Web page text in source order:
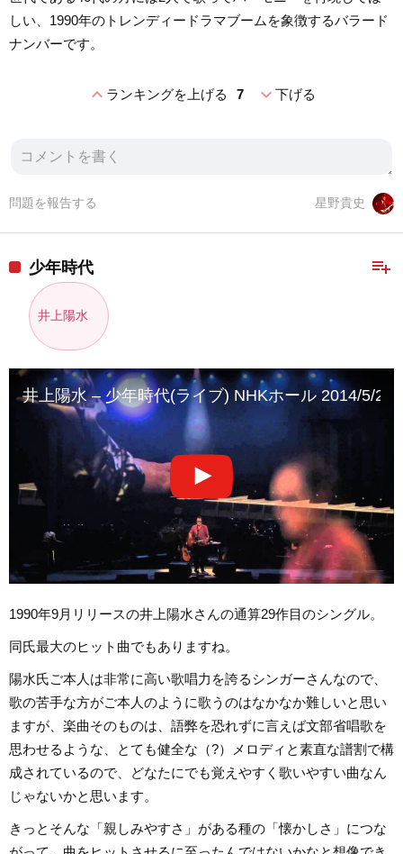
しい、1990年のトレンディードラマブームを象徴するバラード
ナンバーです。
expand_lessランキングを上げる 7 expand_more下げる
星野貴史
問題を報告する
playlist_add
少年時代
井上陽水
井上陽水 – 少年時代(ライブ) NHKホール 2014/5/22
1990年9月リリースの井上陽水さんの通算29作目のシングル。
同氏最大のヒット曲でもありますね。
陽水氏ご本人は非常に高い歌唱力を誇るシンガーさんなので、
歌の苦手な方がご本人のように歌うのはなかなか難しいと思い
ますが、楽曲そのものは、語弊を恐れずに言えば文部省唱歌を
思わせるような、とても健全な（?）メロディと素直な譜割で構
成されているので、どなたにでも覚えやすく歌いやすい曲なん
じゃないかと思います。
きっとそんな「親しみやすさ」がある種の「懐かしさ」につな